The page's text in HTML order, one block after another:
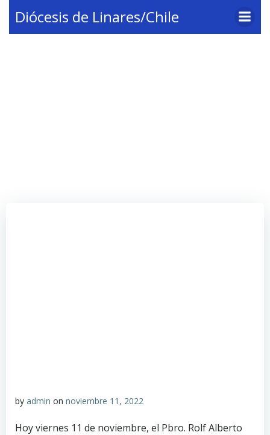
al
contenido
Diócesis de Linares/Chile
by admin on noviembre 11, 2022
Hoy viernes 11 de noviembre, el Pbro. Rolf Alberto